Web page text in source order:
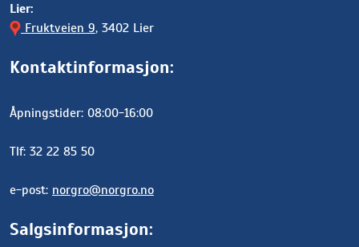
Lier:
Fruktveien 9, 3402 Lier
Kontaktinformasjon:
Åpningstider: 08:00-16:00
Tlf: 32 22 85 50
e-post: norgro@norgro.no
Salgsinformasjon: